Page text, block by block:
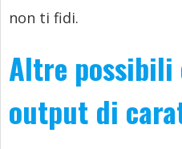
non ti fidi.
Altre possibili
output di